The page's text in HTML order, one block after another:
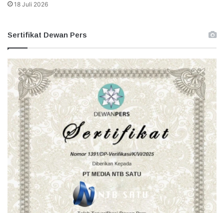
18 Juli 2026
Sertifikat Dewan Pers